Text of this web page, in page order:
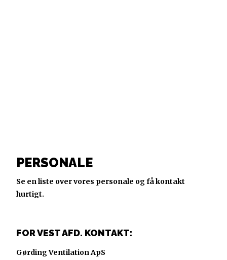
PERSONALE
Se en liste over vores personale og få kontakt
hurtigt.
FOR VEST AFD. KONTAKT:
Gørding Ventilation ApS